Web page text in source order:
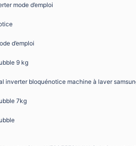
mode d’emploi
d’emploi
9 kg
inverter bloquénotice machine à laver
7kg